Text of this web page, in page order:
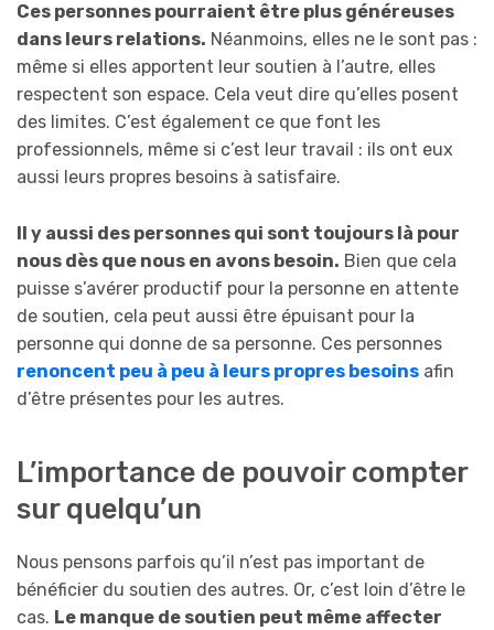
Ces personnes pourraient être plus généreuses
dans leurs relations. Néanmoins, elles ne le sont pas :
même si elles apportent leur soutien à l’autre, elles
respectent son espace. Cela veut dire qu’elles posent
des limites. C’est également ce que font les
professionnels, même si c’est leur travail : ils ont eux
aussi leurs propres besoins à satisfaire.
Il y aussi des personnes qui sont toujours là pour
nous dès que nous en avons besoin. Bien que cela
puisse s’avérer productif pour la personne en attente
de soutien, cela peut aussi être épuisant pour la
personne qui donne de sa personne. Ces personnes
renoncent peu à peu à leurs propres besoins afin
d’être présentes pour les autres.
L’importance de pouvoir compter
sur quelqu’un
Nous pensons parfois qu’il n’est pas important de
bénéficier du soutien des autres. Or, c’est loin d’être le
cas. Le manque de soutien peut même affecter